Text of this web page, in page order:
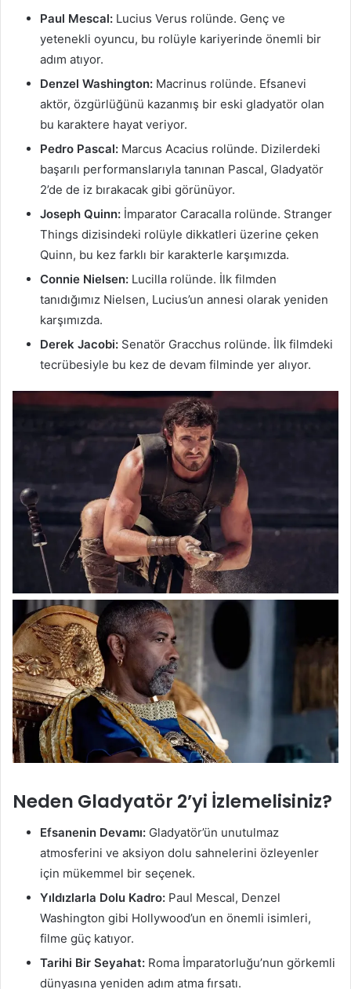
Paul Mescal: Lucius Verus rolünde. Genç ve
yetenekli oyuncu, bu rolüyle kariyerinde önemli bir
adım atıyor.
Denzel Washington: Macrinus rolünde. Efsanevi
aktör, özgürlüğünü kazanmış bir eski gladyatör olan
bu karaktere hayat veriyor.
Pedro Pascal: Marcus Acacius rolünde. Dizilerdeki
başarılı performanslarıyla tanınan Pascal, Gladyatör
2’de de iz bırakacak gibi görünüyor.
Joseph Quinn: İmparator Caracalla rolünde. Stranger
Things dizisindeki rolüyle dikkatleri üzerine çeken
Quinn, bu kez farklı bir karakterle karşımızda.
Connie Nielsen: Lucilla rolünde. İlk filmden
tanıdığımız Nielsen, Lucius’un annesi olarak yeniden
karşımızda.
Derek Jacobi: Senatör Gracchus rolünde. İlk filmdeki
tecrübesiyle bu kez de devam filminde yer alıyor.
Neden Gladyatör 2’yi İzlemelisiniz?
Efsanenin Devamı: Gladyatör’ün unutulmaz
atmosferini ve aksiyon dolu sahnelerini özleyenler
için mükemmel bir seçenek.
Yıldızlarla Dolu Kadro: Paul Mescal, Denzel
Washington gibi Hollywood’un en önemli isimleri,
filme güç katıyor.
Tarihi Bir Seyahat: Roma İmparatorluğu’nun görkemli
dünyasına yeniden adım atma fırsatı.